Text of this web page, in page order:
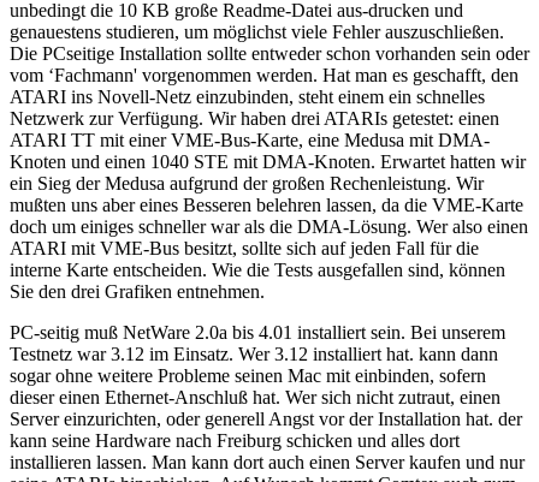
unbedingt die 10 KB große Readme-Datei aus-drucken und
genauestens studieren, um möglichst viele Fehler auszuschließen.
Die PCseitige Installation sollte entweder schon vorhanden sein oder
vom ‘Fachmann' vorgenommen werden. Hat man es geschafft, den
ATARI ins Novell-Netz einzubinden, steht einem ein schnelles
Netzwerk zur Verfügung. Wir haben drei ATARIs getestet: einen
ATARI TT mit einer VME-Bus-Karte, eine Medusa mit DMA-
Knoten und einen 1040 STE mit DMA-Knoten. Erwartet hatten wir
ein Sieg der Medusa aufgrund der großen Rechenleistung. Wir
mußten uns aber eines Besseren belehren lassen, da die VME-Karte
doch um einiges schneller war als die DMA-Lösung. Wer also einen
ATARI mit VME-Bus besitzt, sollte sich auf jeden Fall für die
interne Karte entscheiden. Wie die Tests ausgefallen sind, können
Sie den drei Grafiken entnehmen.
PC-seitig muß NetWare 2.0a bis 4.01 installiert sein. Bei unserem
Testnetz war 3.12 im Einsatz. Wer 3.12 installiert hat. kann dann
sogar ohne weitere Probleme seinen Mac mit einbinden, sofern
dieser einen Ethernet-Anschluß hat. Wer sich nicht zutraut, einen
Server einzurichten, oder generell Angst vor der Installation hat. der
kann seine Hardware nach Freiburg schicken und alles dort
installieren lassen. Man kann dort auch einen Server kaufen und nur